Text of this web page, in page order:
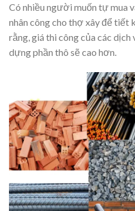
Có nhiều người muốn tự mua
nhân công cho thợ xây để tiết
rằng, giá thi công của các dịch
dựng phần thô sẽ cao hơn.